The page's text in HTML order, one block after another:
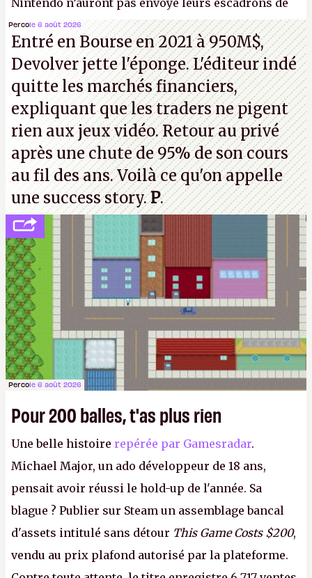
la mort judiciaires pour distribuer du copyright
strike à tour de bras, l'Oncle Sam continuera
d'étaler sa confiture intellectuelle sur vos
souvenirs d'enfance.P.
Percole 6 août 2026
Entré en Bourse en 2021 à 950M$,
Devolver jette l'éponge. L'éditeur indé
quitte les marchés financiers,
expliquant que les traders ne pigent
rien aux jeux vidéo. Retour au privé
après une chute de 95% de son cours
au fil des ans. Voilà ce qu'on appelle
une success story.P.
Percole 6 août 2026
Pour 200 balles, t'as plus rien
Une belle histoire repérée par Gamesradar.
Michael Major, un ado développeur de 18 ans,
pensait avoir réussi le hold-up de l'année. Sa
blague ? Publier sur Steam un assemblage bancal
d'assets intitulé sans détour This Game Costs $200,
vendu au prix plafond autorisé par la plateforme.